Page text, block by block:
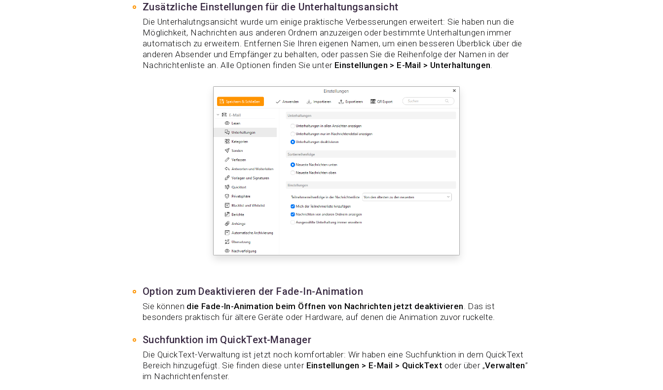
Zusätzliche Einstellungen für die Unterhaltungsansicht
Die Unterhalutngsansicht wurde um einige praktische Verbesserungen erweitert: Sie haben nun die
Möglichkeit, Nachrichten aus anderen Ordnern anzuzeigen oder bestimmte Unterhaltungen immer
automatisch zu erweitern. Entfernen Sie Ihren eigenen Namen, um einen besseren Überblick über die
anderen Absender und Empfänger zu behalten, oder passen Sie die Reihenfolge der Namen in der
Nachrichtenliste an. Alle Optionen finden Sie unter Einstellungen > E-Mail > Unterhaltungen
Option zum Deaktivieren der Fade-In-Animation
Sie können die Fade-In-Animation beim Öffnen von Nachrichten jetzt deaktivieren. Das ist
besonders praktisch für ältere Geräte oder Hardware, auf denen die Animation zuvor ruckelte.
Suchfunktion im QuickText-Manager
Die QuickText-Verwaltung ist jetzt noch komfortabler: Wir haben eine Suchfunktion in dem QuickText
Bereich hinzugefügt. Sie finden diese unter Einstellungen > E-Mail > QuickText oder über „Verwalten”
im Nachrichtenfenster.